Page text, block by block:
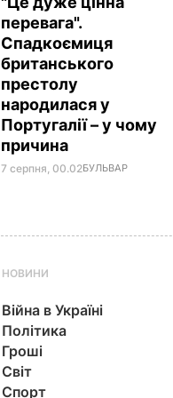
перевага".
Спадкоємиця
британського
престолу
народилася у
Португалії – у чому
причина
7 серпня, 00.02БУЛЬВАР
НОВИНИ
Війна в Україні
Політика
Гроші
Світ
Спорт